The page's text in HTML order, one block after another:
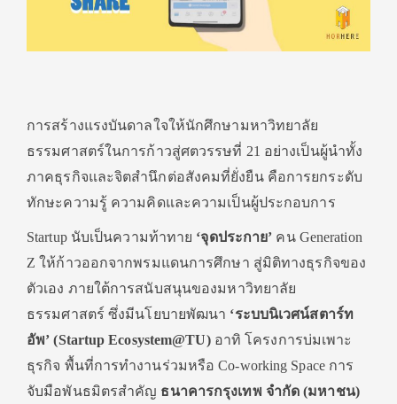
การสร้างแรงบันดาลใจให้นักศึกษามหาวิทยาลัย
ธรรมศาสตร์ในการก้าวสู่ศตวรรษที่ 21 อย่างเป็นผู้นำทั้ง
ภาคธุรกิจและจิตสำนึกต่อสังคมที่ยั่งยืน คือการยกระดับ
ทักษะความรู้ ความคิดและความเป็นผู้ประกอบการ
Startup นับเป็นความท้าทาย ‘จุดประกาย’ คน Generation
Z ให้ก้าวออกจากพรมแดนการศึกษา สู่มิติทางธุรกิจของ
ตัวเอง ภายใต้การสนับสนุนของมหาวิทยาลัย
ธรรมศาสตร์ ซึ่งมีนโยบายพัฒนา ‘ระบบนิเวศน์สตาร์ท
อัพ’ (Startup Ecosystem@TU) อาทิ โครงการบ่มเพาะ
ธุรกิจ พื้นที่การทำงานร่วมหรือ Co-working Space การ
จับมือพันธมิตรสำคัญ ธนาคารกรุงเทพ จำกัด (มหาชน)